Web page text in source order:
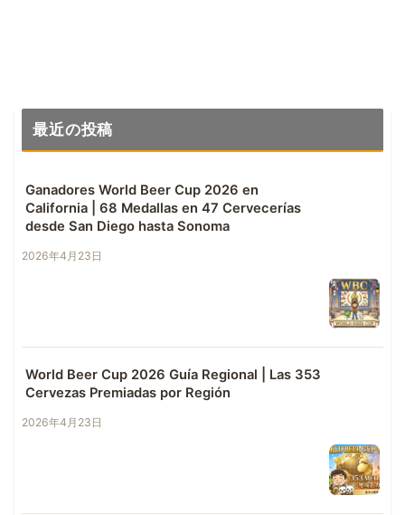
最近の投稿
Ganadores World Beer Cup 2026 en
California | 68 Medallas en 47 Cervecerías
desde San Diego hasta Sonoma
2026年4月23日
World Beer Cup 2026 Guía Regional | Las 353
Cervezas Premiadas por Región
2026年4月23日